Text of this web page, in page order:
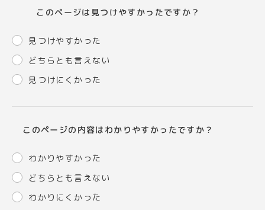
このページは見つけやすかったですか？
見つけやすかった
どちらとも言えない
見つけにくかった
このページの内容はわかりやすかったですか？
わかりやすかった
どちらとも言えない
わかりにくかった